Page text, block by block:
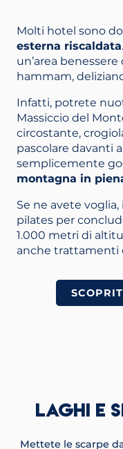
Molti hotel sono
esterna riscaldata
un’area benessere
hammam,
Infatti, potrete
Massiccio del
circostante,
pascolare davanti
semplicemente
montagna in
Se ne avete
pilates per
1.000 metri di
anche trattamenti
LAGHI E
Mettete le scarpe